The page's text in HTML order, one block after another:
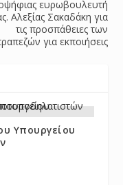
ευρωβουλευτή
Αλεξίας Σακαδάκη για
τις προσπάθειες των
για εκποιήσεις
Υπουργείου